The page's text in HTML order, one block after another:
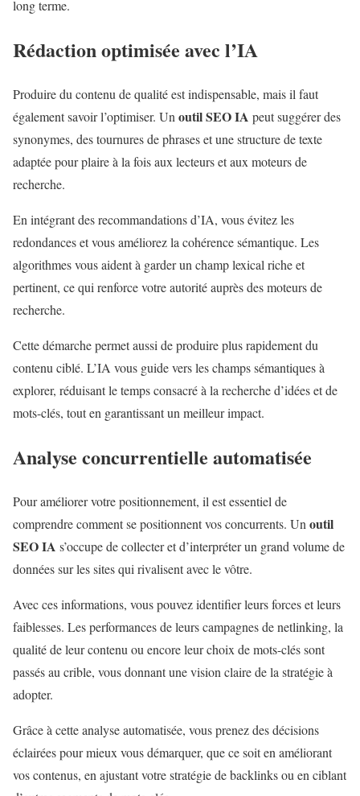
long terme.
Rédaction optimisée avec l’IA
Produire du contenu de qualité est indispensable, mais il faut
également savoir l’optimiser. Un outil SEO IA peut suggérer des
synonymes, des tournures de phrases et une structure de texte
adaptée pour plaire à la fois aux lecteurs et aux moteurs de
recherche.
En intégrant des recommandations d’IA, vous évitez les
redondances et vous améliorez la cohérence sémantique. Les
algorithmes vous aident à garder un champ lexical riche et
pertinent, ce qui renforce votre autorité auprès des moteurs de
recherche.
Cette démarche permet aussi de produire plus rapidement du
contenu ciblé. L’IA vous guide vers les champs sémantiques à
explorer, réduisant le temps consacré à la recherche d’idées et de
mots-clés, tout en garantissant un meilleur impact.
Analyse concurrentielle automatisée
Pour améliorer votre positionnement, il est essentiel de
comprendre comment se positionnent vos concurrents. Un outil
SEO IA s’occupe de collecter et d’interpréter un grand volume de
données sur les sites qui rivalisent avec le vôtre.
Avec ces informations, vous pouvez identifier leurs forces et leurs
faiblesses. Les performances de leurs campagnes de netlinking, la
qualité de leur contenu ou encore leur choix de mots-clés sont
passés au crible, vous donnant une vision claire de la stratégie à
adopter.
Grâce à cette analyse automatisée, vous prenez des décisions
éclairées pour mieux vous démarquer, que ce soit en améliorant
vos contenus, en ajustant votre stratégie de backlinks ou en ciblant